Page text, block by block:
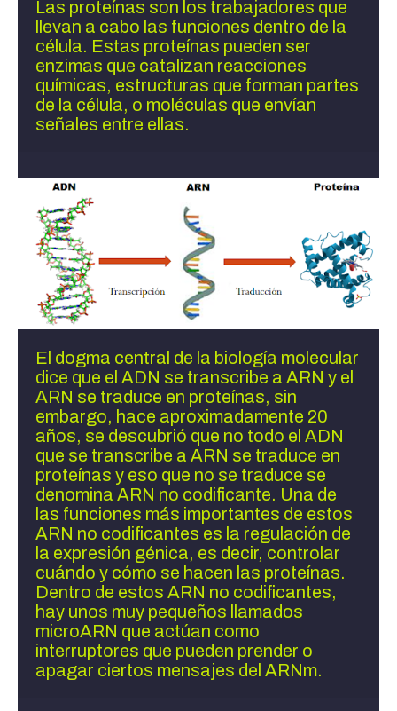
Las proteínas son los trabajadores que
llevan a cabo las funciones dentro de la
célula. Estas proteínas pueden ser
enzimas que catalizan reacciones
químicas, estructuras que forman partes
de la célula, o moléculas que envían
señales entre ellas.
El dogma central de la biología molecular
dice que el ADN se transcribe a ARN y el
ARN se traduce en proteínas, sin
embargo, hace aproximadamente 20
años, se descubrió que no todo el ADN
que se transcribe a ARN se traduce en
proteínas y eso que no se traduce se
denomina ARN no codificante. Una de
las funciones más importantes de estos
ARN no codificantes es la regulación de
la expresión génica, es decir, controlar
cuándo y cómo se hacen las proteínas.
Dentro de estos ARN no codificantes,
hay unos muy pequeños llamados
microARN que actúan como
interruptores que pueden prender o
apagar ciertos mensajes del ARNm.